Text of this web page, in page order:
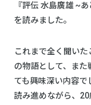
『評伝 水島廣雄 ~
を読みました。
これまで全く聞い
の物語として、また
ても興味深い内容で
読み進めながら、